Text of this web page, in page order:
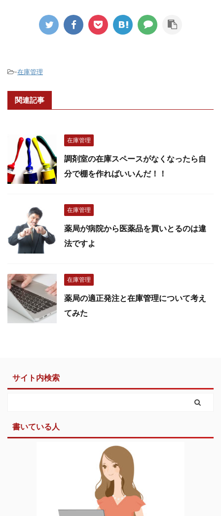
-在庫管理
関連記事
在庫管理
調剤室の在庫スペースがなくなったら自
分で棚を作ればいいんだ！！
在庫管理
薬局が病院から医薬品を買いとるのは違
法ですよ
在庫管理
薬局の適正発注と在庫管理について考え
てみた
サイト内検索
書いている人